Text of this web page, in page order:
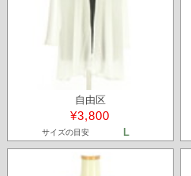
自由区
¥3,800
サイズの目安 L